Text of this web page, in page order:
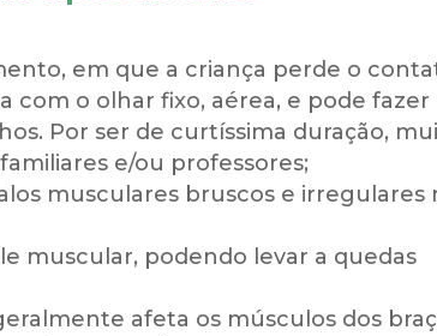
em que a criança perde o
com o olhar fixo, aérea, e pode fazer
Por ser de curtíssima duração,
e/ou professores;
musculares bruscos e irregulares
muscular, podendo levar a quedas
afeta os músculos dos